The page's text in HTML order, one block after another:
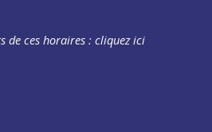
de ces horaires :cliquez ici